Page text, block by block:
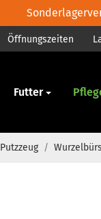
Öffnungszeiten
Futter
Putzzeug /